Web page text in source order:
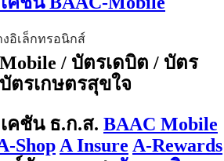
อิเล็กทรอนิกส์
/ บัตรเดบิต / บัตร
ตรเกษตรสุขใจ
คชัน ธ.ก.ส. BAAC Mobile
Shop A Insure A-Rewards